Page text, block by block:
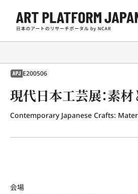
APJ E200506
現代日本工芸展：素
会場